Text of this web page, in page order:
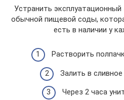
Устранить
обычной пищевой соды,
есть в наличии у
Растворить
Залить в
Через 2 часа